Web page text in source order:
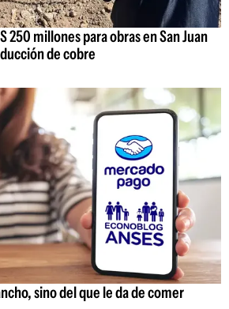
250 millones para obras en San Juan
de cobre
sino del que le da de comer